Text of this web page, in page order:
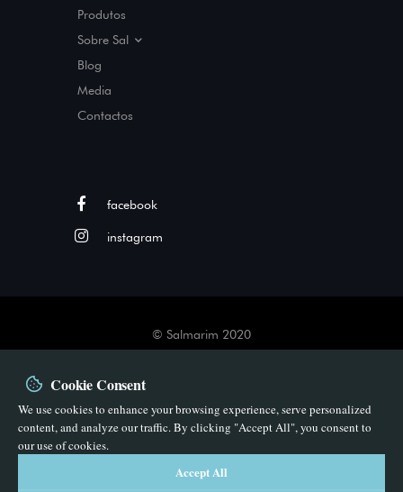
Prémios e Certificações
Benefícios
Como usar
Sapal
Salinas
Fauna e Flora
Produtos
Sobre Sal
História
Tipos de sal
Sal e Gastronomia
Blog
Media
Contactos
facebook
instagram
© Salmarim 2020
Bluesoft
Cookie Consent
We use cookies to enhance your browsing experience, serve personalized
content, and analyze our traffic. By clicking "Accept All", you consent to
our use of cookies.
Accept All